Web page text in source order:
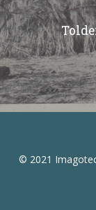
© 2021